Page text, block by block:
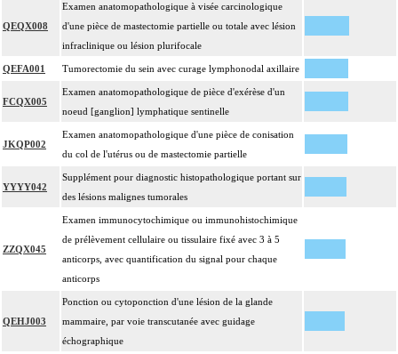
QEQX008
Examen anatomopathologique à visée carcinologique
d'une pièce de mastectomie partielle ou totale avec lésion
infraclinique ou lésion plurifocale
QEFA001 Tumorectomie du sein avec curage lymphonodal axillaire
FCQX005
Examen anatomopathologique de pièce d'exérèse d'un
noeud [ganglion] lymphatique sentinelle
JKQP002
Examen anatomopathologique d'une pièce de conisation
du col de l'utérus ou de mastectomie partielle
YYYY042
Supplément pour diagnostic histopathologique portant sur
des lésions malignes tumorales
ZZQX045
Examen immunocytochimique ou immunohistochimique
de prélèvement cellulaire ou tissulaire fixé avec 3 à 5
anticorps, avec quantification du signal pour chaque
anticorps
QEHJ003
Ponction ou cytoponction d'une lésion de la glande
mammaire, par voie transcutanée avec guidage
échographique